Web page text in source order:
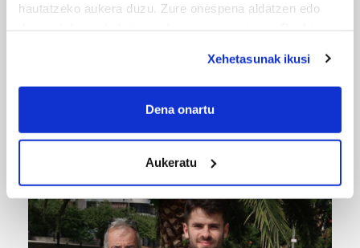
hautatzeko aukera duzu. Zure onespena aldatzen edo
If you allow, we would also like to:
Collect information about your geographical
meters
Identify your device by actively scanning it for
specific characteristics (fingerprinting)
Find out more about how your personal data is processed
and set your preferences in thedetails section.
Xehetasunak ikusi
Dena onartu
Aukeratu
Odik berria ezagutzeko aukera 'KimiK' eta
'Amaaaa!' abestiekin